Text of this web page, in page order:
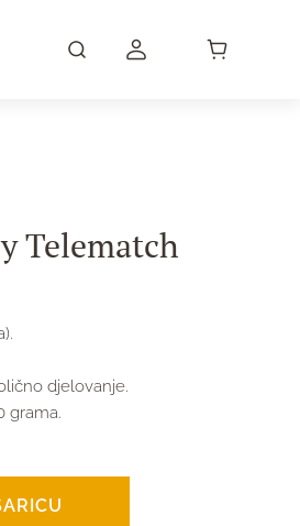
Telematch
djelovanje.
grama.